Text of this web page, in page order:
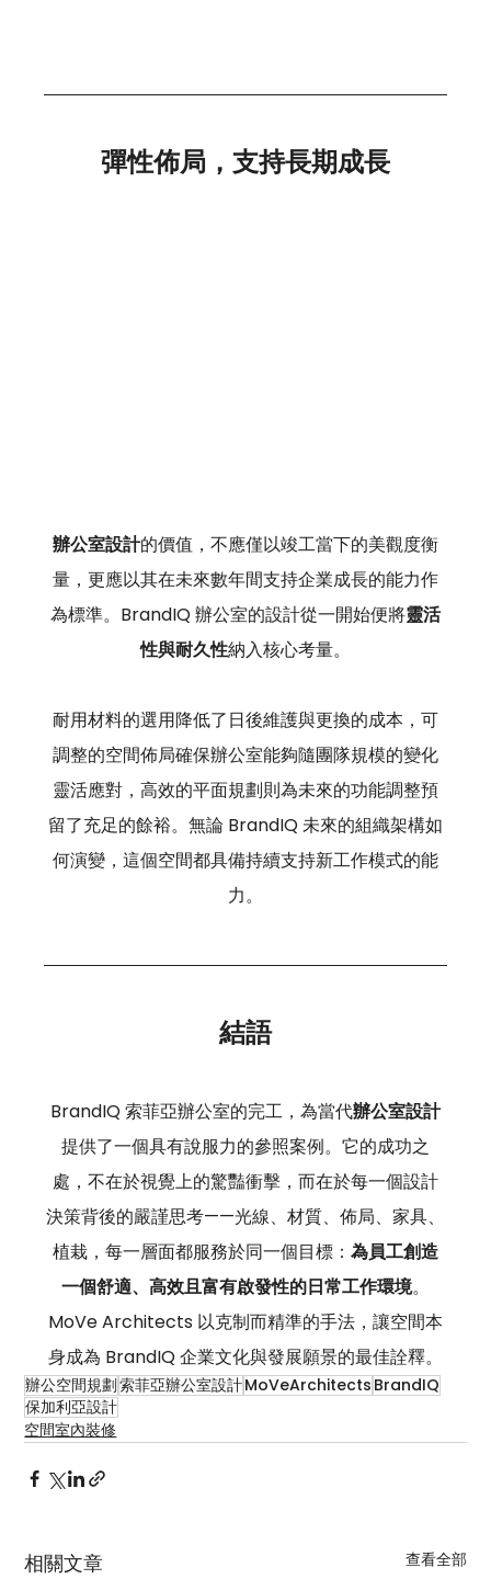
彈性佈局，支持長期成長
辦公室設計的價值，不應僅以竣工當下的美觀度衡
量，更應以其在未來數年間支持企業成長的能力作
為標準。BrandIQ 辦公室的設計從一開始便將靈活
性與耐久性納入核心考量。
耐用材料的選用降低了日後維護與更換的成本，可
調整的空間佈局確保辦公室能夠隨團隊規模的變化
靈活應對，高效的平面規劃則為未來的功能調整預
留了充足的餘裕。無論 BrandIQ 未來的組織架構如
何演變，這個空間都具備持續支持新工作模式的能
力。
結語
BrandIQ 索菲亞辦公室的完工，為當代辦公室設計
提供了一個具有說服力的參照案例。它的成功之
處，不在於視覺上的驚豔衝擊，而在於每一個設計
決策背後的嚴謹思考——光線、材質、佈局、家具、
植栽，每一層面都服務於同一個目標： 為員工創造
一個舒適、高效且富有啟發性的日常工作環境。
MoVe Architects 以克制而精準的手法，讓空間本
身成為 BrandIQ 企業文化與發展願景的最佳詮釋。
辦公空間規劃索菲亞辦公室設計MoVeArchitects BrandIQ
保加利亞設計
空間室內裝修
相關文章 查看全部